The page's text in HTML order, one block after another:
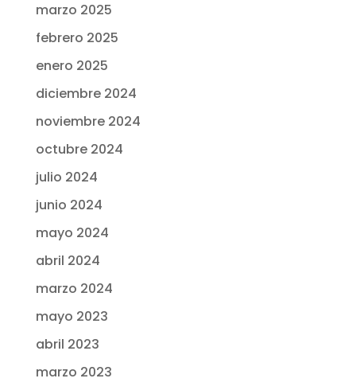
marzo 2025
febrero 2025
enero 2025
diciembre 2024
noviembre 2024
octubre 2024
julio 2024
junio 2024
mayo 2024
abril 2024
marzo 2024
mayo 2023
abril 2023
marzo 2023